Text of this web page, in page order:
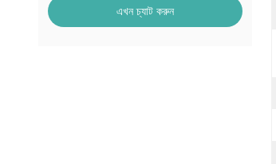
এখন চ্যাট করুন